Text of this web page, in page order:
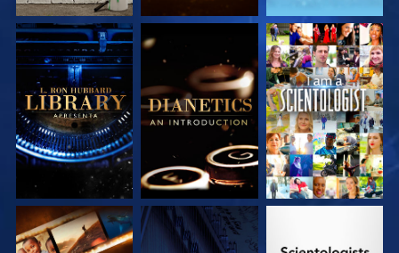
EXPLORE A SÉRIE EXPLORE A SÉRIE VEJA